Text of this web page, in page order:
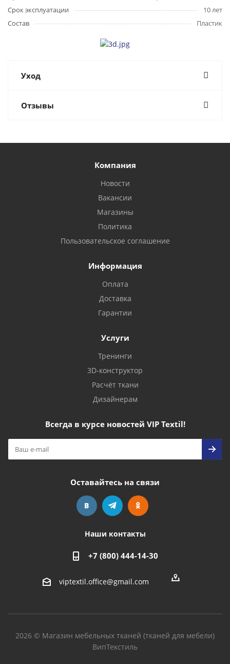
Срок эксплуатации
10 лет
Состав
Пластик
Уход
Отзывы
Компания
Новости
Вакансии
Магазины
Политика
Пользовательское соглашение
Информация
Оплата
Доставка
Гарантии
Услуги
Тренинги
3D-конструктор
Расчёт ткани
Дизайнерам
Всегда в курсе новостей VIP Textil!
Оставайтесь на связи
Наши контакты
+7 (800) 444-14-30
viptextil.office@gmail.com
2026 © Магазин мебельных тканей (тканей для мебели)
ВипТекстиль